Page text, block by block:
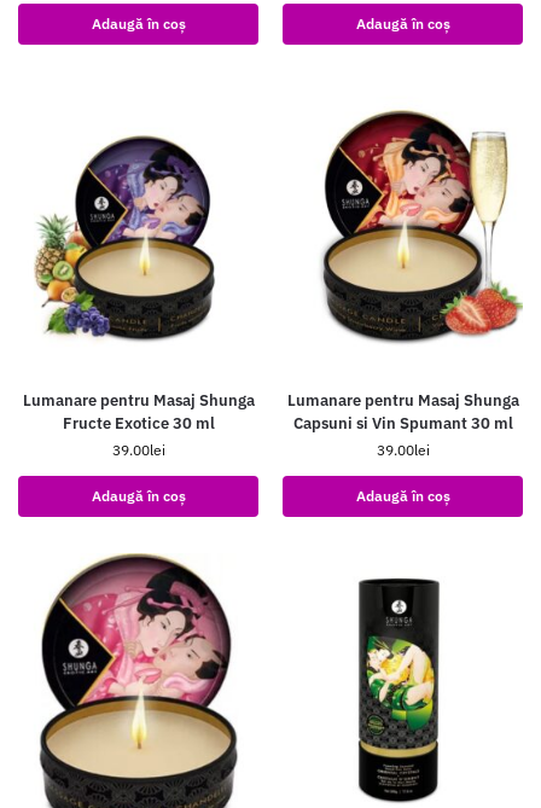
Adaugă în coș Adaugă în coș
Lumanare pentru Masaj Shunga
Fructe Exotice 30 ml
39.00lei
Adaugă în coș
Lumanare pentru Masaj Shunga
Capsuni si Vin Spumant 30 ml
39.00lei
Adaugă în coș